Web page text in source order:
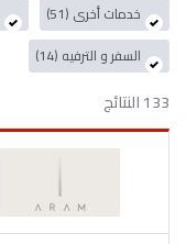
خدمات أخرى (51)
السفر و الترفيه (14)
133 النتائج